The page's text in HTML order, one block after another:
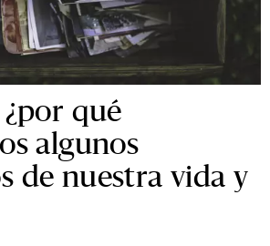
qué
algunos
de nuestra vida y